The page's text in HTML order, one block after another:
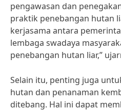
pengawasan dan
praktik penebangan hutan
kerjasama antara
lembaga swadaya
penebangan hutan liar,”
Selain itu, penting juga
hutan dan penanaman
ditebang. Hal ini dapat